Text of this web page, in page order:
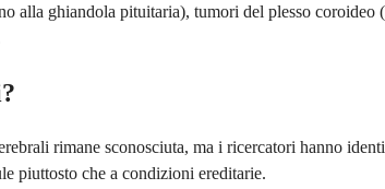
ghiandola pituitaria), tumori del plesso
rimane sconosciuta, ma i ricercatori hanno
piuttosto che a condizioni ereditarie.